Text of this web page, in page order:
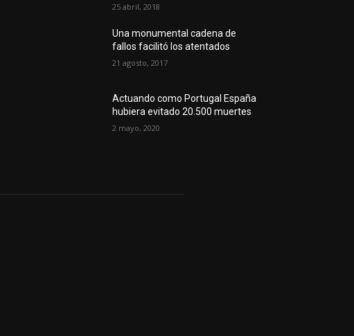
25 abril, 2018
Una monumental cadena de
fallos facilitó los atentados
21 agosto, 2017
Actuando como Portugal España
hubiera evitado 20.500 muertes
2 mayo, 2020